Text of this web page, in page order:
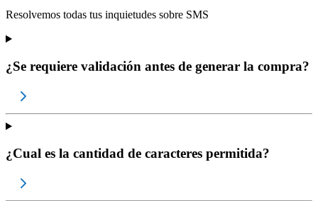
Resolvemos todas tus inquietudes sobre SMS
¿Se requiere validación antes de generar la compra?
¿Cual es la cantidad de caracteres permitida?